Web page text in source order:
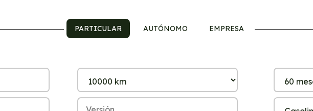
PARTICULAR AUTÓNOMO EMPRESA